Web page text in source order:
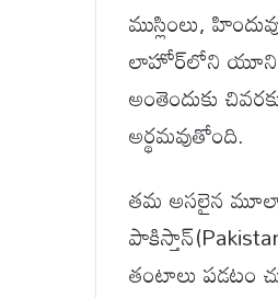
ముస్లింలు,
లాహోర్‌లోని
అంతెందుకు
అర్థమవుతోంది.
తమ అసలైన
తంటాలు పడటం